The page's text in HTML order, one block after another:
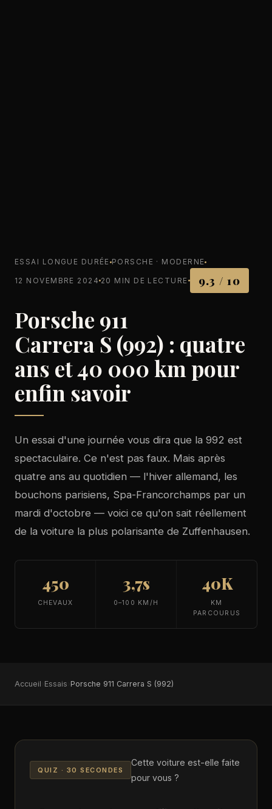
ESSAI LONGUE DURÉE PORSCHE · MODERNE
12 NOVEMBRE 2024 20 MIN DE LECTURE 9.3 / 10
Porsche 911
Carrera S (992) : quatre
ans et 40 000 km pour
enfin savoir
Un essai d'une journée vous dira que la 992 est
spectaculaire. Ce n'est pas faux. Mais après
quatre ans au quotidien — l'hiver allemand, les
bouchons parisiens, Spa-Francorchamps par un
mardi d'octobre — voici ce qu'on sait réellement
de la voiture la plus polarisante de Zuffenhausen.
450
CHEVAUX
3,7s
0–100 KM/H
40K
KM
PARCOURUS
Accueil Essais Porsche 911 Carrera S (992)
QUIZ · 30 SECONDES
Cette voiture est-elle faite
pour vous ?